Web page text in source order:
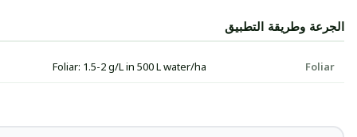
الجرعة وطريقة التطبيق
Foliar
Foliar: 1.5-2 g/L in 500 L water/ha